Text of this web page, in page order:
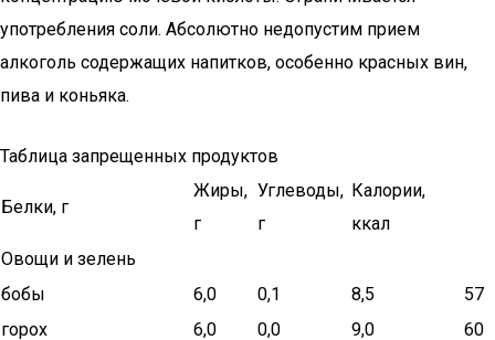
употребления соли. Абсолютно недопустим прием
алкоголь содержащих напитков, особенно красных вин,
пива и коньяка.
Таблица запрещенных продуктов
Белки, г
Жиры,
г
Углеводы,
г
Калории,
ккал
Овощи и зелень
бобы
6,0 0,1 8,5
57
горох
6,0 0,0 9,0
60